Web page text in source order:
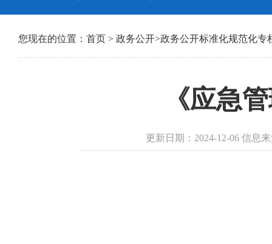
您现在的位置： 首页 > 政务公开>政务公开标准化规范化专
《应急
更新日期：2024-12-06 信息